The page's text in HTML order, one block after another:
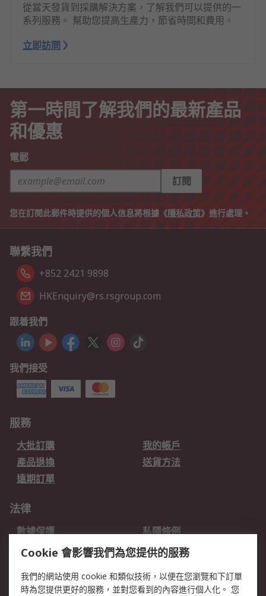
從當天發貨到採購解決方案，了解我們可以提供的一
系列服務。 幫助您提高生產力，節省時間和費用。
立即訪問
第一時間了解我們的最新產品
和優惠
電郵
訂閱
您在訂閱此郵件時提供的個人信息將根據《隱私政策》進行處理。
聯繫我們
+852 2421 9898
HKEnquiry@rs.rsgroup.com
跟着我們
我們接受
服務
大批訂購
我的帳戶
產品退換
送貨方法
遠期訂單
法律
數據保護
私隱條例
網站條款
郵件安全
Cookie 會影響我們為您提供的服務
我們的網站使用 cookie 和類似技術，以便在您瀏覽和下訂單
時為您提供更好的服務，並對您看到的內容進行個人化。 您